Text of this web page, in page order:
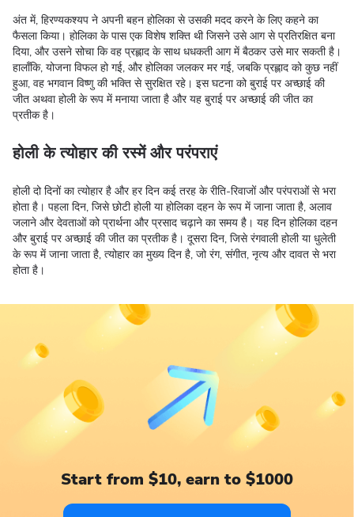
अंत में, हिरण्यकश्यप ने अपनी बहन होलिका से उसकी मदद करने के लिए कहने का
फैसला किया। होलिका के पास एक विशेष शक्ति थी जिसने उसे आग से प्रतिरक्षित बना
दिया, और उसने सोचा कि वह प्रह्लाद के साथ धधकती आग में बैठकर उसे मार सकती है।
हालाँकि, योजना विफल हो गई, और होलिका जलकर मर गई, जबकि प्रह्लाद को कुछ नहीं
हुआ, वह भगवान विष्णु की भक्ति से सुरक्षित रहे। इस घटना को बुराई पर अच्छाई की
जीत अथवा होली के रूप में मनाया जाता है और यह बुराई पर अच्छाई की जीत का
प्रतीक है।
होली के त्योहार की रस्में और परंपराएं
होली दो दिनों का त्योहार है और हर दिन कई तरह के रीति-रिवाजों और परंपराओं से भरा
होता है। पहला दिन, जिसे छोटी होली या होलिका दहन के रूप में जाना जाता है, अलाव
जलाने और देवताओं को प्रार्थना और प्रसाद चढ़ाने का समय है। यह दिन होलिका दहन
और बुराई पर अच्छाई की जीत का प्रतीक है। दूसरा दिन, जिसे रंगवाली होली या धुलेती
के रूप में जाना जाता है, त्योहार का मुख्य दिन है, जो रंग, संगीत, नृत्य और दावत से भरा
होता है।
Start from $10, earn to $1000